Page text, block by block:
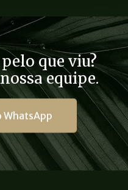
que viu?
equipe.
WhatsApp